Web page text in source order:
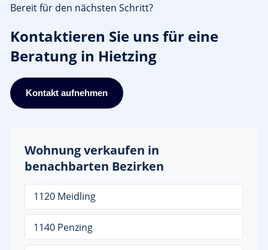
Bereit für den nächsten Schritt?
Kontaktieren Sie uns für eine
Beratung in Hietzing
Kontakt aufnehmen
Wohnung verkaufen in
benachbarten Bezirken
1120 Meidling
1140 Penzing